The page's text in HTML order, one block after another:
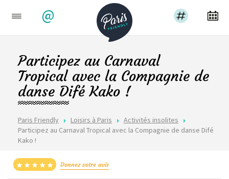
@
Paris Friendly Loisirs à Paris
Activités insolites
Participez au Carnaval Tropical avec la Compagnie de danse Difé
Kako !
Participez au Carnaval
Tropical avec la Compagnie de
danse Difé Kako !
Donnez votre avis